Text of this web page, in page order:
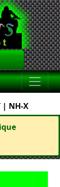
| NH-X